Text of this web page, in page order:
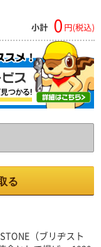
小計 0 円(税込)
る
（ブリヂスト